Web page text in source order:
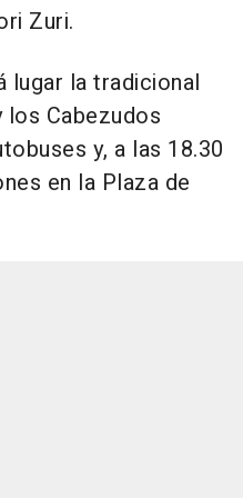
Zuri.
lugar la tradicional
los Cabezudos
y, a las 18.30
en la Plaza de